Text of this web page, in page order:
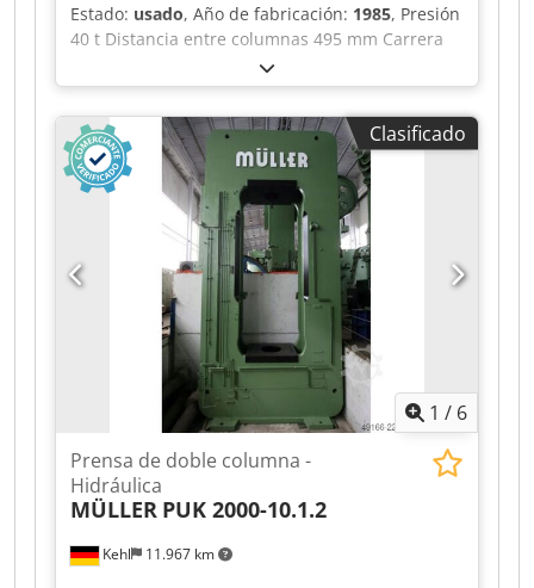
Estado: usado, Año de fabricación: 1985, Presión
40 t Distancia entre columnas 495 mm Carrera
150 mm Distancia mesa/pistón, carrera grande
arriba, ajuste arriba 300 mm Superficie de mesa
490 x 400 mm Apertura pasante en la mesa 50
mm Altura de mesa sobre el suelo 950 mm
Chodpszrptbefx Aqqea Paso lateral entre
columnas 155 mm Superficie del pistón 150 mm
Velocidad bajando 480 mm/s Velocidad subiendo
480 mm/s Velocidad de trabajo 20 mm/s
Capacidad de aceite 115 l Potencia de
accionamiento 7,5 kW Peso 2,2 t Espacio
requerido (AnxPrxAl) 1,35 x 1,1 x 2,2 m Con
accionamiento oleohidráulico, limitación
superior e inferior de carrera, tope mecánico de
profundidad, control a dos manos y pedal.
Clasificado
1 / 6
Kehl 11.967 km
Prensa de doble columna -
Hidráulica
MÜLLER PUK 2000-10.1.2